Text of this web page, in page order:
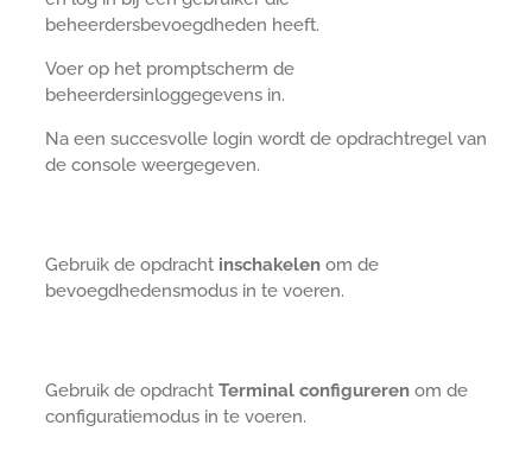
beheerdersbevoegdheden heeft.
Voer op het promptscherm de
beheerdersinloggegevens in.
Na een succesvolle login wordt de opdrachtregel van
de console weergegeven.
Gebruik de opdracht inschakelen om de
bevoegdhedensmodus in te voeren.
Gebruik de opdracht Terminal configureren om de
configuratiemodus in te voeren.